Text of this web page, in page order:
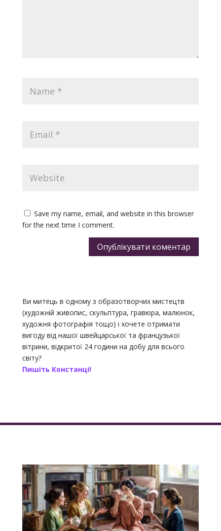
Save my name, email, and website in this browser
for the next time I comment.
Опублікувати коментар
Ви митець в одному з образотворчих мистецтв
(художній живопис, скульптура, гравюра, малюнок,
художня фотографія тощо) і хочете отримати
вигоду від нашої швейцарської та французької
вітрини, відкритої 24 години на добу для всього
світу?
Пишіть Констанці!